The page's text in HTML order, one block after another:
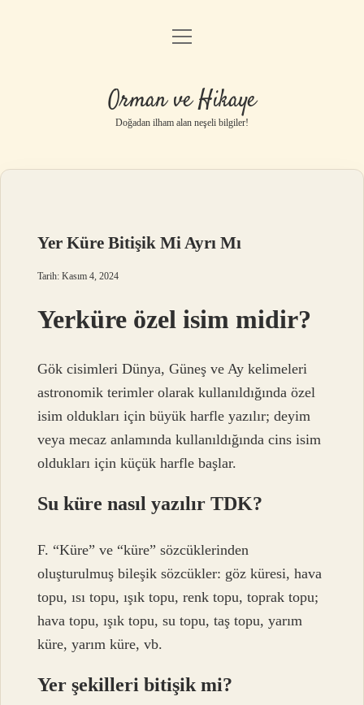
Anasayfa
Yasal Uyarı
menüyü
Orman ve Hikaye
Doğadan ilham alan neşeli bilgiler!
Yer Küre Bitişik Mi Ayrı Mı
Tarih: Kasım 4, 2024
Yerküre özel isim midir?
Gök cisimleri Dünya, Güneş ve Ay kelimeleri
astronomik terimler olarak kullanıldığında özel
isim oldukları için büyük harfle yazılır; deyim
veya mecaz anlamında kullanıldığında cins isim
oldukları için küçük harfle başlar.
Su küre nasıl yazılır TDK?
F. “Küre” ve “küre” sözcüklerinden
oluşturulmuş bileşik sözcükler: göz küresi, hava
topu, ısı topu, ışık topu, renk topu, toprak topu;
hava topu, ışık topu, su topu, taş topu, yarım
küre, yarım küre, vb.
Yer şekilleri bitişik mi?